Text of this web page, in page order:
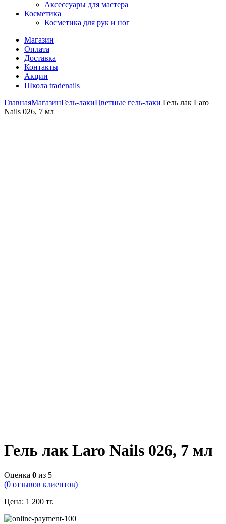
Аксессуары для мастера
Косметика
Косметика для рук и ног
Магазин
Оплата
Доставка
Контакты
Акции
Школа tradenails
ГлавнаяМагазинГель-лакиЦветные гель-лаки Гель лак Laro
Nails 026, 7 мл
Гель лак Laro Nails 026, 7 мл
Оценка 0 из 5
(0 отзывов клиентов)
Цена: 1 200 тг.